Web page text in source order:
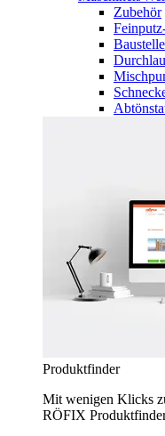
Zubehör
Produktfinder
Mit wenigen Klicks
RÖFIX